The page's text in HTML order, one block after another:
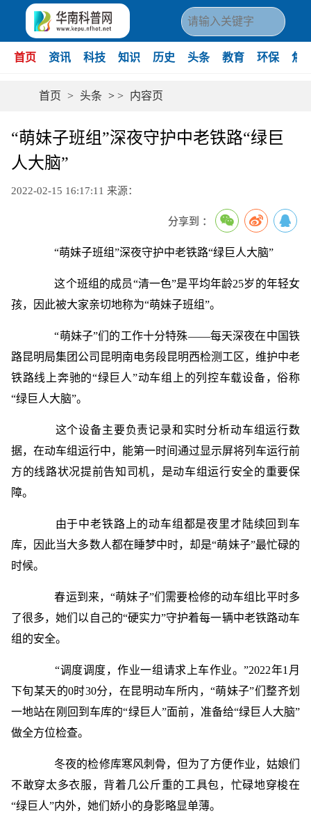
首页 资讯 科技 知识 历史 头条 教育 环保 焦
首页 > 头条 > > 内容页
“萌妹子班组”深夜守护中老铁路“绿巨
人大脑”
2022-02-15 16:17:11 来源：
分享到 ：
“萌妹子班组”深夜守护中老铁路“绿巨人大脑”
这个班组的成员“清一色”是平均年龄25岁的年轻女
孩，因此被大家亲切地称为“萌妹子班组”。
“萌妹子”们的工作十分特殊——每天深夜在中国铁
路昆明局集团公司昆明南电务段昆明西检测工区，维护中老
铁路线上奔驰的“绿巨人”动车组上的列控车载设备，俗称
“绿巨人大脑”。
这个设备主要负责记录和实时分析动车组运行数
据，在动车组运行中，能第一时间通过显示屏将列车运行前
方的线路状况提前告知司机，是动车组运行安全的重要保
障。
由于中老铁路上的动车组都是夜里才陆续回到车
库，因此当大多数人都在睡梦中时，却是“萌妹子”最忙碌的
时候。
春运到来，“萌妹子”们需要检修的动车组比平时多
了很多，她们以自己的“硬实力”守护着每一辆中老铁路动车
组的安全。
“调度调度，作业一组请求上车作业。”2022年1月
下旬某天的0时30分，在昆明动车所内，“萌妹子”们整齐划
一地站在刚回到车库的“绿巨人”面前，准备给“绿巨人大脑”
做全方位检查。
冬夜的检修库寒风刺骨，但为了方便作业，姑娘们
不敢穿太多衣服，背着几公斤重的工具包，忙碌地穿梭在
“绿巨人”内外，她们娇小的身影略显单薄。